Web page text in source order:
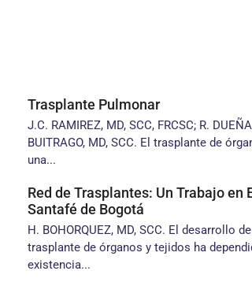
Trasplante Pulmonar
J.C. RAMIREZ, MD, SCC, FRCSC; R.
BUITRAGO, MD, SCC. El trasplante de
una...
Red de Trasplantes: Un Trabajo en
Santafé de Bogotá
H. BOHORQUEZ, MD, SCC. El desarrollo
trasplante de órganos y tejidos ha
existencia...